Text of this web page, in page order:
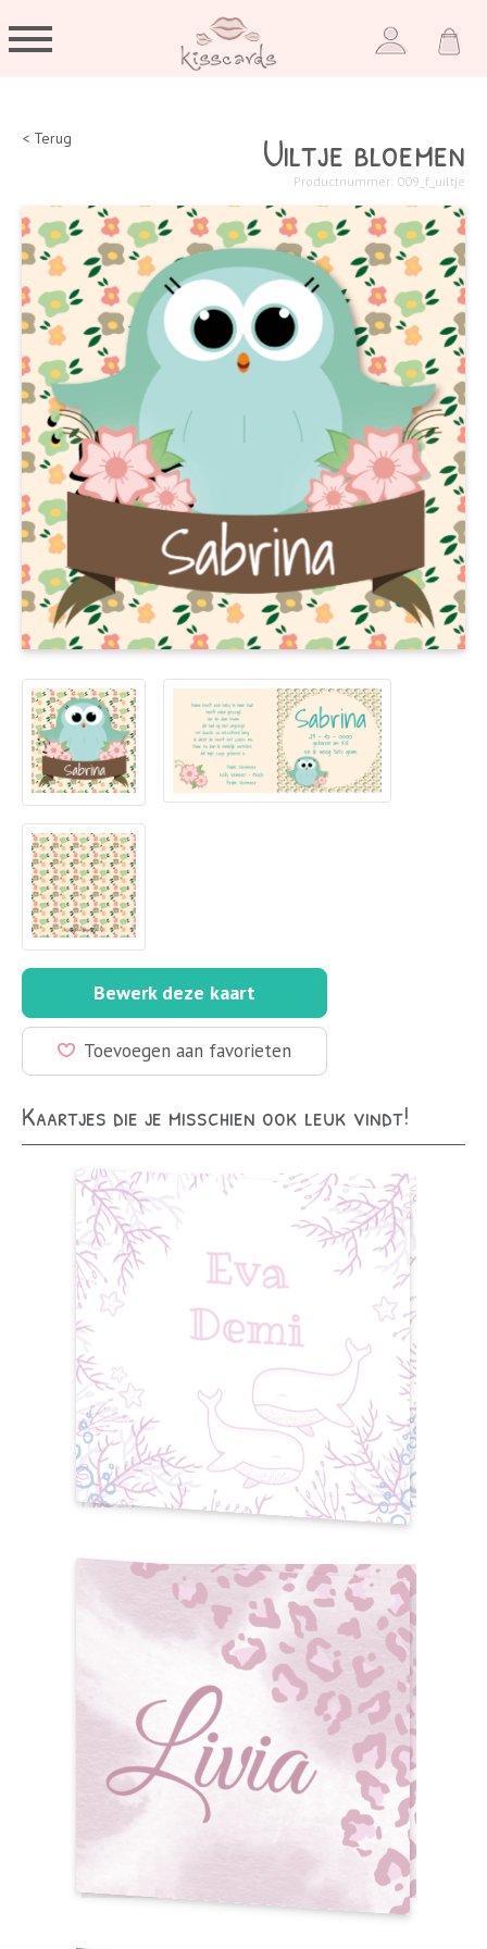
< Terug Uiltje bloemen
Productnummer: 009_f_uiltje
Bewerk deze kaart
Toevoegen aan favorieten
Kaartjes die je misschien ook leuk vindt!